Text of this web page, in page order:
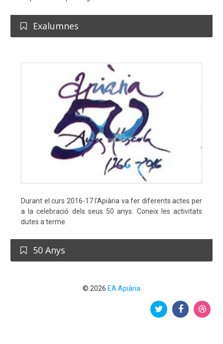
Exalumnes
Durant el curs 2016-17 l'Apiària va fer diferents actes per
a la celebració dels seus 50 anys. Coneix les activitats
dutes a terme.
50 Anys
© 2026 EA Apiària